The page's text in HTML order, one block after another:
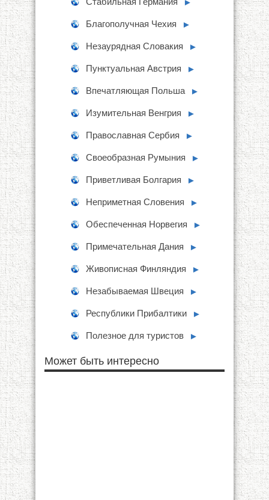
►
Благополучная Чехия ►
Незаурядная Словакия ►
Пунктуальная Австрия ►
Впечатляющая Польша ►
Изумительная Венгрия ►
Православная Сербия ►
Своеобразная Румыния ►
Приветливая Болгария ►
Неприметная Словения ►
Обеспеченная Норвегия ►
Примечательная Дания ►
Живописная Финляндия ►
Незабываемая Швеция ►
Республики Прибалтики ►
Полезное для туристов ►
Может быть интересно